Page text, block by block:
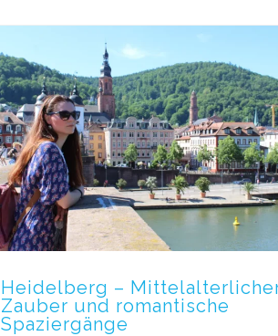
Heidelberg –
Zauber und romantische
Spaziergänge